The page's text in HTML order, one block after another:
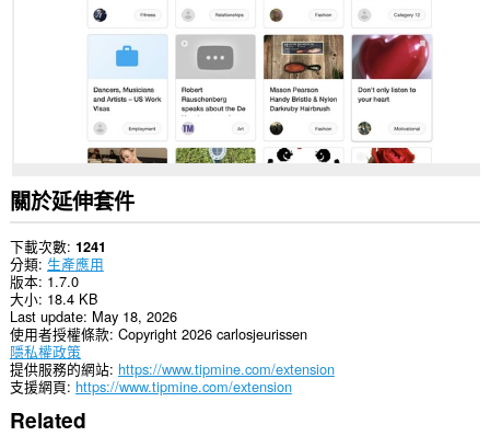
關於延伸套件
下載次數 1241
分類 生產應用
版本 1.7.0
大小 18.4 KB
Last update May 18, 2026
使用者授權條款 Copyright 2026 carlosjeurissen
隱私權政策
提供服務的網站 https://www.tipmine.com/extension
支援網頁 https://www.tipmine.com/extension
Related